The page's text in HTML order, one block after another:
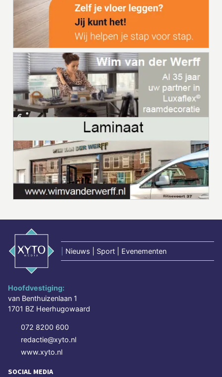
Nieuws | Sport | Evenementen
Hoofdvestiging:
van Benthuizenlaan 1
1701 BZ Heerhugowaard
072 8200 600
redactie@xyto.nl
www.xyto.nl
SOCIAL MEDIA